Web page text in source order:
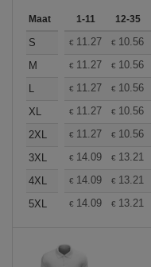
Maat 1-11 12-35
S € 11.27 € 10.56
M
€ 11.27 € 10.56
L
€ 11.27 € 10.56
XL
€ 11.27 € 10.56
2XL
€ 11.27 € 10.56
3XL
€ 14.09 € 13.21
4XL
€ 14.09 € 13.21
5XL
€ 14.09 € 13.21